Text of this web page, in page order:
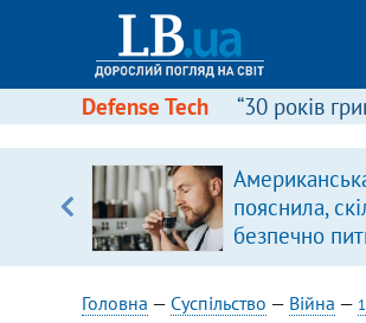
Defense Tech “30 років
пояснила,
безпечно
Головна — Суспільство — Війна —